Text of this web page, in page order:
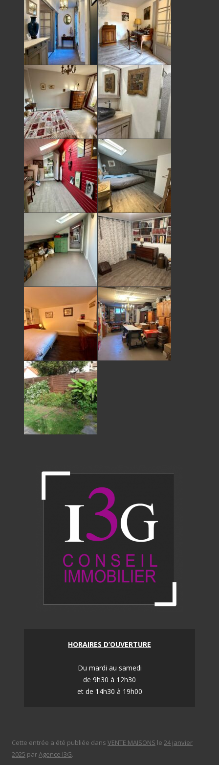
HORAIRES D’OUVERTURE
Du mardi au samedi
de 9h30 à 12h30
et de 14h30 à 19h00
Cette entrée a été publiée dans VENTE MAISONS le 24 janvier
2025 parAgence I3G.